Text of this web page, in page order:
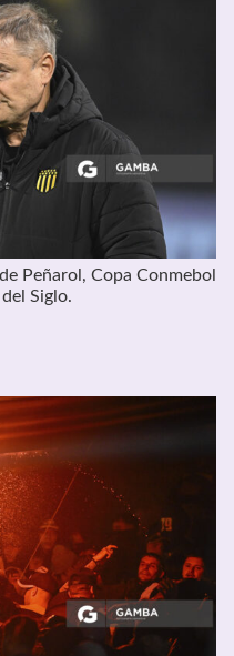
Peñarol, Copa Conmebol
Siglo.